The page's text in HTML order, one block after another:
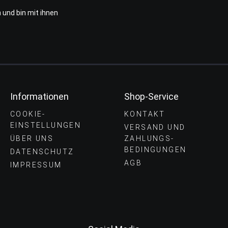
und bin mit ihnen
Informationen
COOKIE-
EINSTELLUNGEN
ÜBER UNS
DATENSCHUTZ
IMPRESSUM
Shop-Service
KONTAKT
VERSAND UND
ZAHLUNGS­
BEDINGUNGEN
AGB